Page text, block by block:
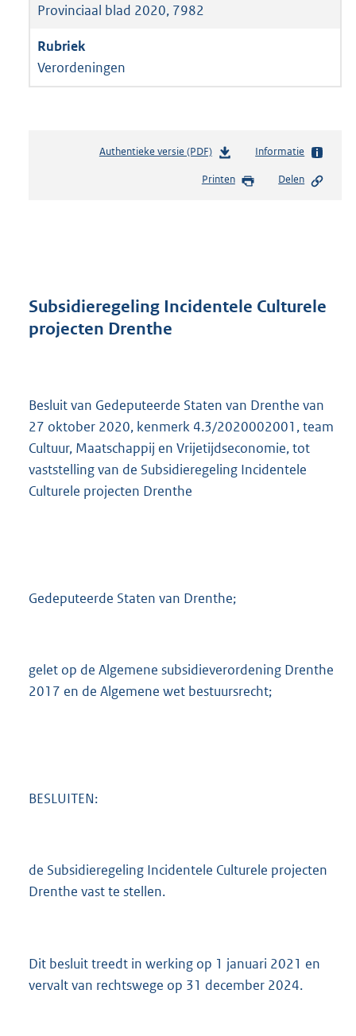
Provinciaal blad 2020, 7982
Verordeningen
Authentieke versie (PDF)b
s
r
:
1
2
K
Informatie
Printen Delen
Subsidieregeling Incidentele Culturele
projecten Drenthe
Besluit van Gedeputeerde Staten van Drenthe van
27 oktober 2020, kenmerk 4.3/2020002001, team
Cultuur, Maatschappij en Vrijetijdseconomie, tot
vaststelling van de Subsidieregeling Incidentele
Culturele projecten Drenthe
Gedeputeerde Staten van Drenthe;
gelet op de Algemene subsidieverordening Drenthe
2017 en de Algemene wet bestuursrecht;
BESLUITEN:
de Subsidieregeling Incidentele Culturele projecten
Drenthe vast te stellen.
Dit besluit treedt in werking op 1 januari 2021 en
vervalt van rechtswege op 31 december 2024.